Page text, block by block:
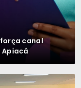
canal